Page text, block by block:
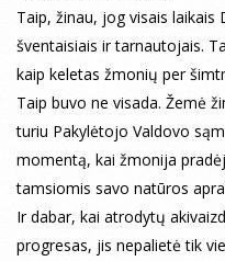
Taip, žinau, jog visais laikais
šventaisiais ir tarnautojais.
kaip keletas žmonių per
Taip buvo ne visada. Žemė
turiu Pakylėtojo Valdovo
momentą, kai žmonija
tamsiomis savo natūros
Ir dabar, kai atrodytų
progresas, jis nepalietė tik